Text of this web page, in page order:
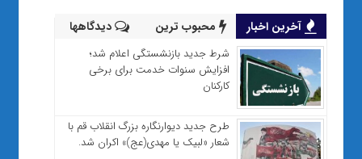
آخرین اخبار محبوب ترین دیدگاهها
شرط جدید بازنشستگی اعلام شد؛
افزایش سنوات خدمت برای برخی
کارکنان
طرح جدید دیوارنگاره بزرگ انقلاب قم با
شعار «لبیک یا مهدی(عج)» اکران شد.